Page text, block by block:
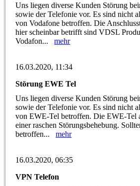
Uns liegen diverse Kunden Störung
sowie der Telefonie vor. Es sind nicht
von Vodafone betroffen. Die
hier scheinbar betrifft sind VDSL
Vodafon...mehr
16.03.2020, 11:34
Störung EWE Tel
Uns liegen diverse Kunden Störung
sowie der Telefonie vor. Es sind nicht
von EWE-Tel betroffen. Die EWE-Tel
einer raschen Störungsbehebung.
betroffen...mehr
16.03.2020, 06:35
VPN Telefon